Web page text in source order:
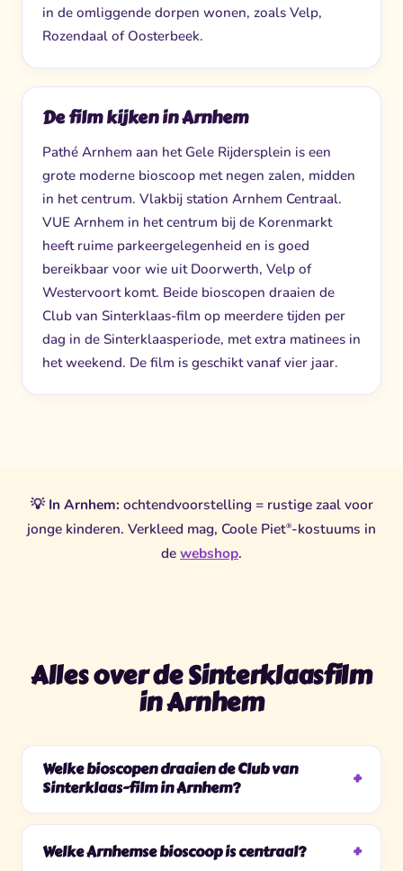
in de omliggende dorpen wonen, zoals Velp,
Rozendaal of Oosterbeek.
De film kijken in Arnhem
Pathé Arnhem aan het Gele Rijdersplein is een
grote moderne bioscoop met negen zalen, midden
in het centrum. Vlakbij station Arnhem Centraal.
VUE Arnhem in het centrum bij de Korenmarkt
heeft ruime parkeergelegenheid en is goed
bereikbaar voor wie uit Doorwerth, Velp of
Westervoort komt. Beide bioscopen draaien de
Club van Sinterklaas-film op meerdere tijden per
dag in de Sinterklaasperiode, met extra matinees in
het weekend. De film is geschikt vanaf vier jaar.
💡 In Arnhem: ochtendvoorstelling = rustige zaal voor
jonge kinderen. Verkleed mag, Coole Piet®-kostuums in
dewebshop.
Alles over de Sinterklaasfilm
in Arnhem
Welke bioscopen draaien de Club van
Sinterklaas-film in Arnhem?
Welke Arnhemse bioscoop is centraal?